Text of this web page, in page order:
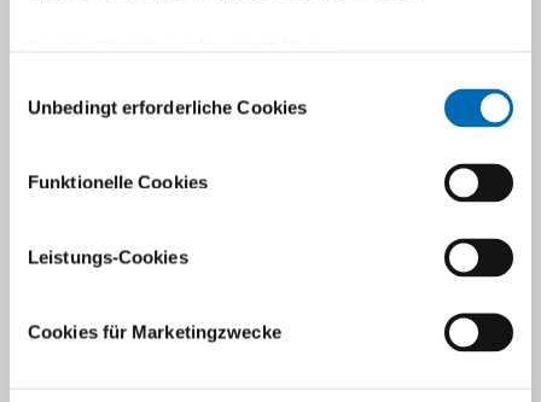
Unbedingt erforderliche Cookies
Funktionelle Cookies
Leistungs-Cookies
Cookies für Marketingzwecke